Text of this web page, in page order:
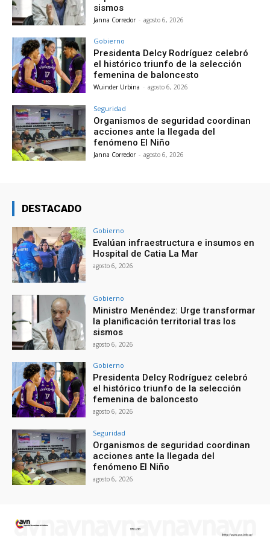
sismos
Janna Corredor - agosto 6, 2026
Gobierno
Presidenta Delcy Rodríguez celebró
el histórico triunfo de la selección
femenina de baloncesto
Wuinder Urbina - agosto 6, 2026
Seguridad
Organismos de seguridad coordinan
acciones ante la llegada del
fenómeno El Niño
Janna Corredor - agosto 6, 2026
DESTACADO
Gobierno
Evalúan infraestructura e insumos en
Hospital de Catia La Mar
agosto 6, 2026
Gobierno
Ministro Menéndez: Urge transformar
la planificación territorial tras los
sismos
agosto 6, 2026
Gobierno
Presidenta Delcy Rodríguez celebró
el histórico triunfo de la selección
femenina de baloncesto
agosto 6, 2026
Seguridad
Organismos de seguridad coordinan
acciones ante la llegada del
fenómeno El Niño
agosto 6, 2026